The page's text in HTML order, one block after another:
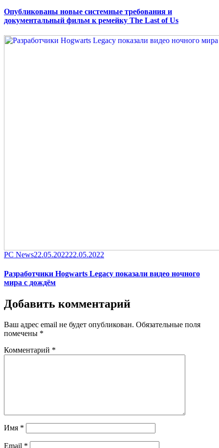
Опубликованы новые системные требования и
документальный фильм к ремейку The Last of Us
Category
PC NewsPosted
22.05.202222.05.2022
Разработчики Hogwarts Legacy показали видео ночного
мира с дождём
Добавить комментарий
Ваш адрес email не будет опубликован. Обязательные поля
помечены *
Комментарий *
Имя *
Email *